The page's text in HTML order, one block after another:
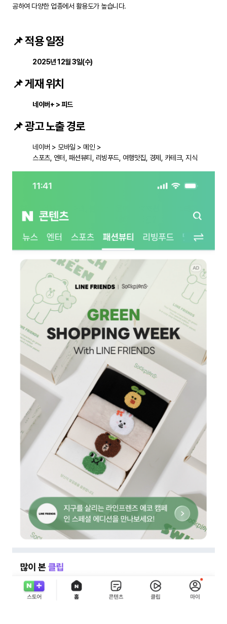
공하여 다양한 업종에서 활용도가 높습니다.
📌 적용 일정
2025년 12월 3일(수)
📌 게재 위치
네이버+ > 피드
📌 광고 노출 경로
네이버 > 모바일 > 메인 >
스포츠, 엔터, 패션뷰티, 리빙푸드, 여행맛집, 경제, 카테크, 지식